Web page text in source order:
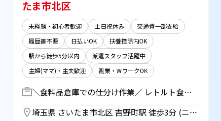
たま市北区
未経験・初心者歓迎 土日祝休み
交通費一部支給
履歴書不要
日払いOK
扶養控除内OK
駅から徒歩5分以内
派遣スタッフ活躍中
主婦(ママ)・主夫歓迎
副業・WワークOK
＼食料品倉庫での仕分け作業／ レトルト食品や調味料の常温商品や 肉、魚などの冷凍食品を扱う倉庫でのお仕事です 主に ・配送先ごとにケースを並べる ・イヤホンからアナウンスされる商品をケースに入れる ・その他商品のシール貼り など ◆月～日・週5でのシフト勤務 （希望休申請・曜日固定も相談OK！） ◆通勤しやすいマイカー通勤対応 （ガソリン代別途支給・駐車場あり） ◆日払い対応（JOBPAY)
埼玉県 さいたま市北区 吉野町駅 徒歩3分 (ニューシャトル)